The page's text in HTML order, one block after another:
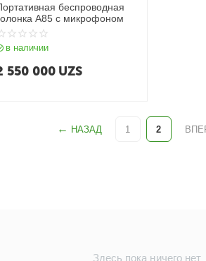
беспроводная
A85 с микрофоном
в наличии
550 000 UZS
НАЗАД 1 2
Здесь пока ничего нет